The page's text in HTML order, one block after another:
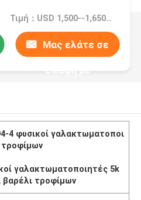
Τιμή：USD 1,500--1,650/Ton FOB Port Guangzhou, China
Μας ελάτε σε
επαφή με
4 φυσικοί γαλακτωματοποι
τροφίμων
γαλακτωματοποιητές 5k
βαρέλι τροφίμων